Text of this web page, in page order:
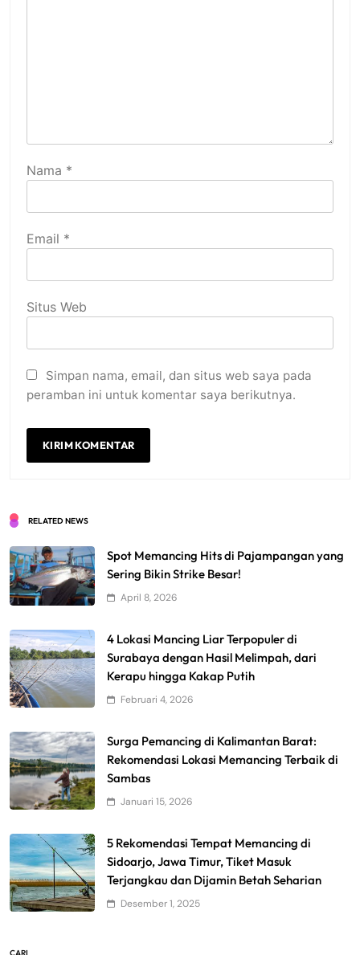
Nama *
Email *
Situs Web
Simpan nama, email, dan situs web saya pada
peramban ini untuk komentar saya berikutnya.
RELATED NEWS
Spot Memancing Hits di Pajampangan yang
Sering Bikin Strike Besar!
April 8, 2026
4 Lokasi Mancing Liar Terpopuler di
Surabaya dengan Hasil Melimpah, dari
Kerapu hingga Kakap Putih
Februari 4, 2026
Surga Pemancing di Kalimantan Barat:
Rekomendasi Lokasi Memancing Terbaik di
Sambas
Januari 15, 2026
5 Rekomendasi Tempat Memancing di
Sidoarjo, Jawa Timur, Tiket Masuk
Terjangkau dan Dijamin Betah Seharian
Desember 1, 2025
CARI